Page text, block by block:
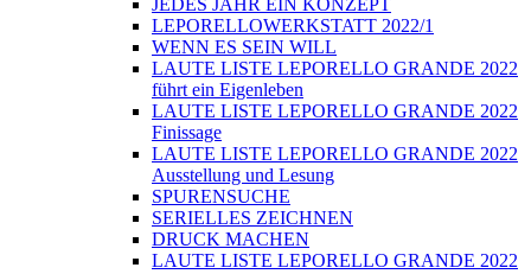
JEDES JAHR EIN KONZEPT
LEPORELLOWERKSTATT 2022/1
WENN ES SEIN WILL
LAUTE LISTE LEPORELLO GRANDE 2022
führt ein Eigenleben
LAUTE LISTE LEPORELLO GRANDE 2022
Finissage
LAUTE LISTE LEPORELLO GRANDE 2022
Ausstellung und Lesung
SPURENSUCHE
SERIELLES ZEICHNEN
DRUCK MACHEN
LAUTE LISTE LEPORELLO GRANDE 2022